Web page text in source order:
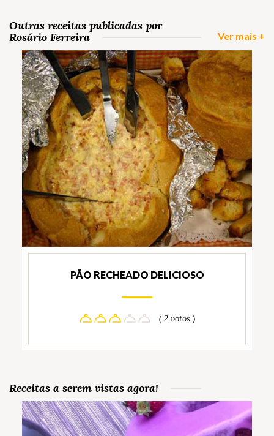
Outras receitas publicadas por
Rosário Ferreira
Ver mais +
PÃO RECHEADO DELICIOSO
( 2 votos )
Receitas a serem vistas agora!